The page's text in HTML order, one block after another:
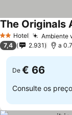
2 Estrelas
Hotel Ambiente
The Originals
7,4 2.931 a
De € 66
Consulte os